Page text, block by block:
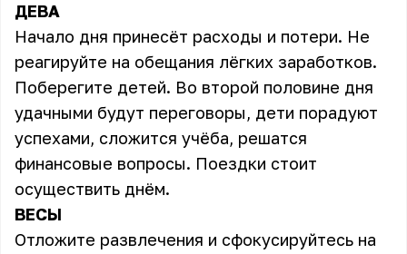
ДЕВА
Начало дня принесёт расходы и потери. Не
реагируйте на обещания лёгких заработков.
Поберегите детей. Во второй половине дня
удачными будут переговоры, дети порадуют
успехами, сложится учёба, решатся
финансовые вопросы. Поездки стоит
осуществить днём.
ВЕСЫ
Отложите развлечения и сфокусируйтесь на